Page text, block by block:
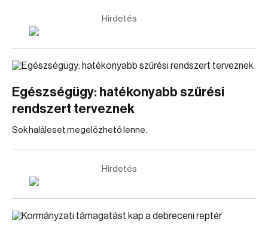
Hirdetés
Egészségügy: hatékonyabb szűrési
rendszert terveznek
Sok haláleset megelőzhető lenne.
Hirdetés